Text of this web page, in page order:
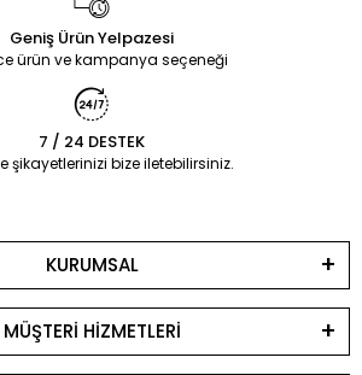
Geniş Ürün Yelpazesi
ürün ve kampanya seçeneği
7 / 24 DESTEK
şikayetlerinizi bize iletebilirsiniz.
KURUMSAL
MÜŞTERİ HİZMETLERİ